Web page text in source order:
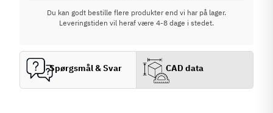
Du kan godt bestille flere produkter end vi har på lager.
Leveringstiden vil heraf være 4-8 dage i stedet.
Spørgsmål & Svar CAD data